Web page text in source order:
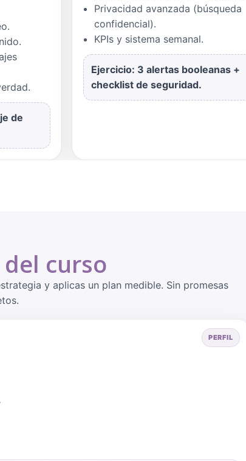
de
Privacidad avanzada (búsqueda
confidencial).
KPIs y sistema semanal.
Ejercicio: 3 alertas booleanas +
checklist de seguridad.
curso
y aplicas un plan medible. Sin promesas
PERFIL